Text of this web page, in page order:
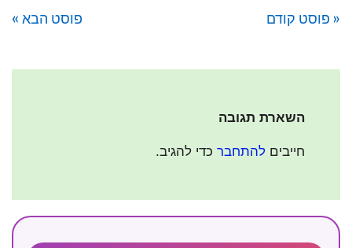
« פוסט קודם פוסט הבא »
השארת תגובה
חייבים להתחבר כדי להגיב.